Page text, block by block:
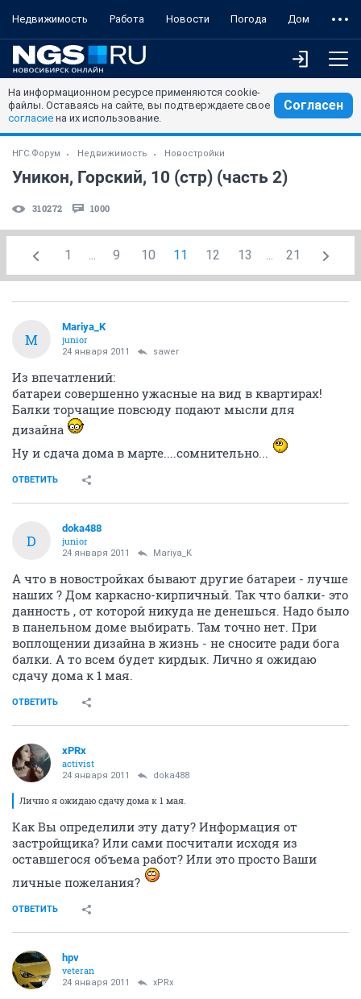
Недвижимость Работа Новости Погода Дом
На информационном ресурсе применяются cookie-
файлы. Оставаясь на сайте, вы подтверждаете свое
согласие на их использование.
Согласен
НГС.Форум Недвижимость Новостройки
Уникон, Горский, 10 (стр) (часть 2)
310272 1000
1 ... 9 10 11 12 13 ... 21
M
Mariya_K
junior
24 января 2011 sawer
Из впечатлений:
батареи совершенно ужасные на вид в квартирах!
Балки торчащие повсюду подают мысли для
дизайна
Ну и сдача дома в марте....сомнительно...
ОТВЕТИТЬ
D
doka488
junior
24 января 2011 Mariya_K
А что в новостройках бывают другие батареи - лучше
наших ? Дом каркасно-кирпичный. Так что балки- это
данность , от которой никуда не денешься. Надо было
в панельном доме выбирать. Там точно нет. При
воплощении дизайна в жизнь - не сносите ради бога
балки. А то всем будет кирдык. Лично я ожидаю
сдачу дома к 1 мая.
ОТВЕТИТЬ
xPRx
activist
24 января 2011 doka488
Лично я ожидаю сдачу дома к 1 мая.
Как Вы определили эту дату? Информация от
застройщика? Или сами посчитали исходя из
оставшегося объема работ? Или это просто Ваши
личные пожелания?
ОТВЕТИТЬ
hpv
veteran
24 января 2011 xPRx